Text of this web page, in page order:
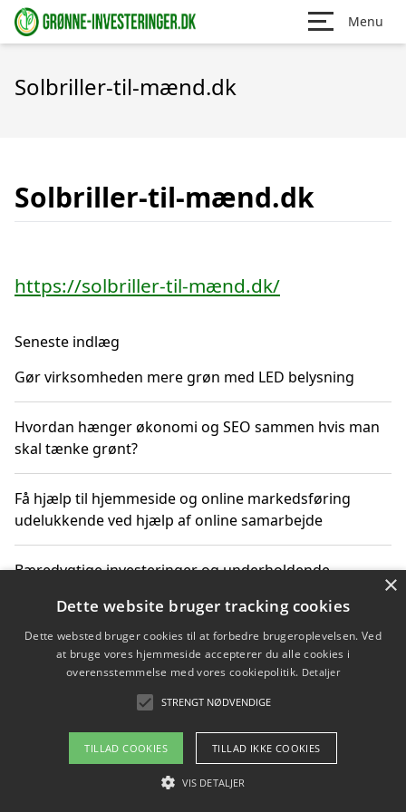
Menu
Solbriller-til-mænd.dk
Solbriller-til-mænd.dk
https://solbriller-til-mænd.dk/
Seneste indlæg
Gør virksomheden mere grøn med LED belysning
Hvordan hænger økonomi og SEO sammen hvis man
skal tænke grønt?
Få hjælp til hjemmeside og online markedsføring
udelukkende ved hjælp af online samarbejde
Bæredygtige investeringer og underholdende
Sådan kan online møder for virksomheder fremme
grønne investeringer
Copyright 2026 - Pilanto Aps
Om / kontakt
×
Dette website bruger tracking cookies
Dette websted bruger cookies til at forbedre brugeroplevelsen. Ved
at bruge vores hjemmeside accepterer du alle cookies i
overensstemmelse med vores cookiepolitik. Detaljer
STRENGT NØDVENDIGE
TILLAD COOKIES TILLAD IKKE COOKIES
VIS DETALJER